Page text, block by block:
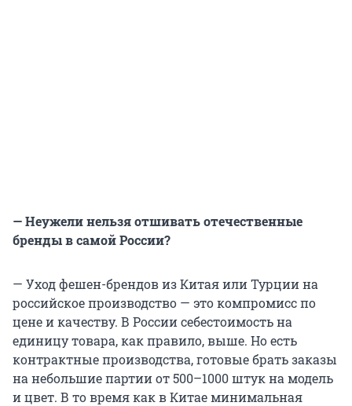
— Неужели нельзя отшивать отечественные
бренды в самой России?
— Уход фешен-брендов из Китая или Турции на
российское производство — это компромисс по
цене и качеству. В России себестоимость на
единицу товара, как правило, выше. Но есть
контрактные производства, готовые брать заказы
на небольшие партии от 500–1000 штук на модель
и цвет. В то время как в Китае минимальная